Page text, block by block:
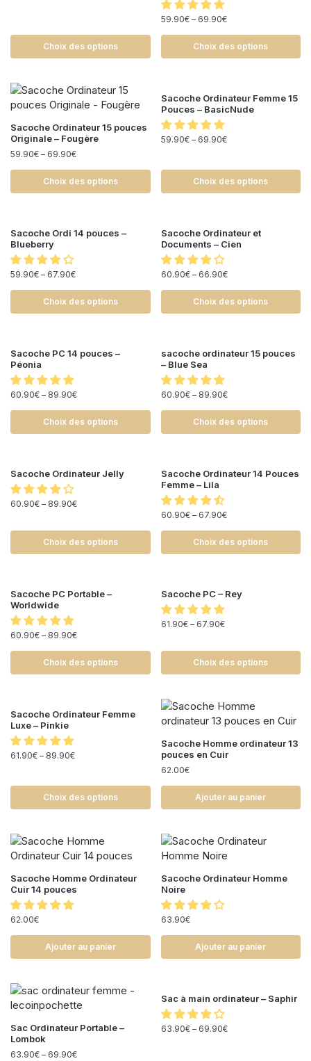
Choix des options
59.90€– 69.90€
Choix des options
Sacoche Ordinateur 15 pouces
Originale – Fougère
59.90€ – 69.90€
Choix des options
Sacoche Ordinateur Femme 15
Pouces – BasicNude
59.90€– 69.90€
Choix des options
Sacoche Ordi 14 pouces –
Blueberry
59.90€ – 67.90€
Choix des options
Sacoche Ordinateur et
Documents – Cien
60.90€– 66.90€
Choix des options
Sacoche PC 14 pouces –
Péonia
60.90€ – 89.90€
Choix des options
sacoche ordinateur 15 pouces
– Blue Sea
60.90€– 89.90€
Choix des options
Sacoche Ordinateur Jelly
60.90€ – 89.90€
Choix des options
Sacoche Ordinateur 14 Pouces
Femme – Lila
60.90€– 67.90€
Choix des options
Sacoche PC Portable –
Worldwide
60.90€ – 89.90€
Choix des options
Sacoche PC – Rey
61.90€– 67.90€
Choix des options
Sacoche Ordinateur Femme
Luxe – Pinkie
61.90€ – 89.90€
Choix des options
Sacoche Homme ordinateur 13
pouces en Cuir
62.00€
Ajouter au panier
Sacoche Homme Ordinateur
Cuir 14 pouces
62.00€
Ajouter au panier
Sacoche Ordinateur Homme
Noire
63.90€
Ajouter au panier
Sac Ordinateur Portable –
Lombok
63.90€ – 69.90€
Sac à main ordinateur – Saphir
63.90€– 69.90€